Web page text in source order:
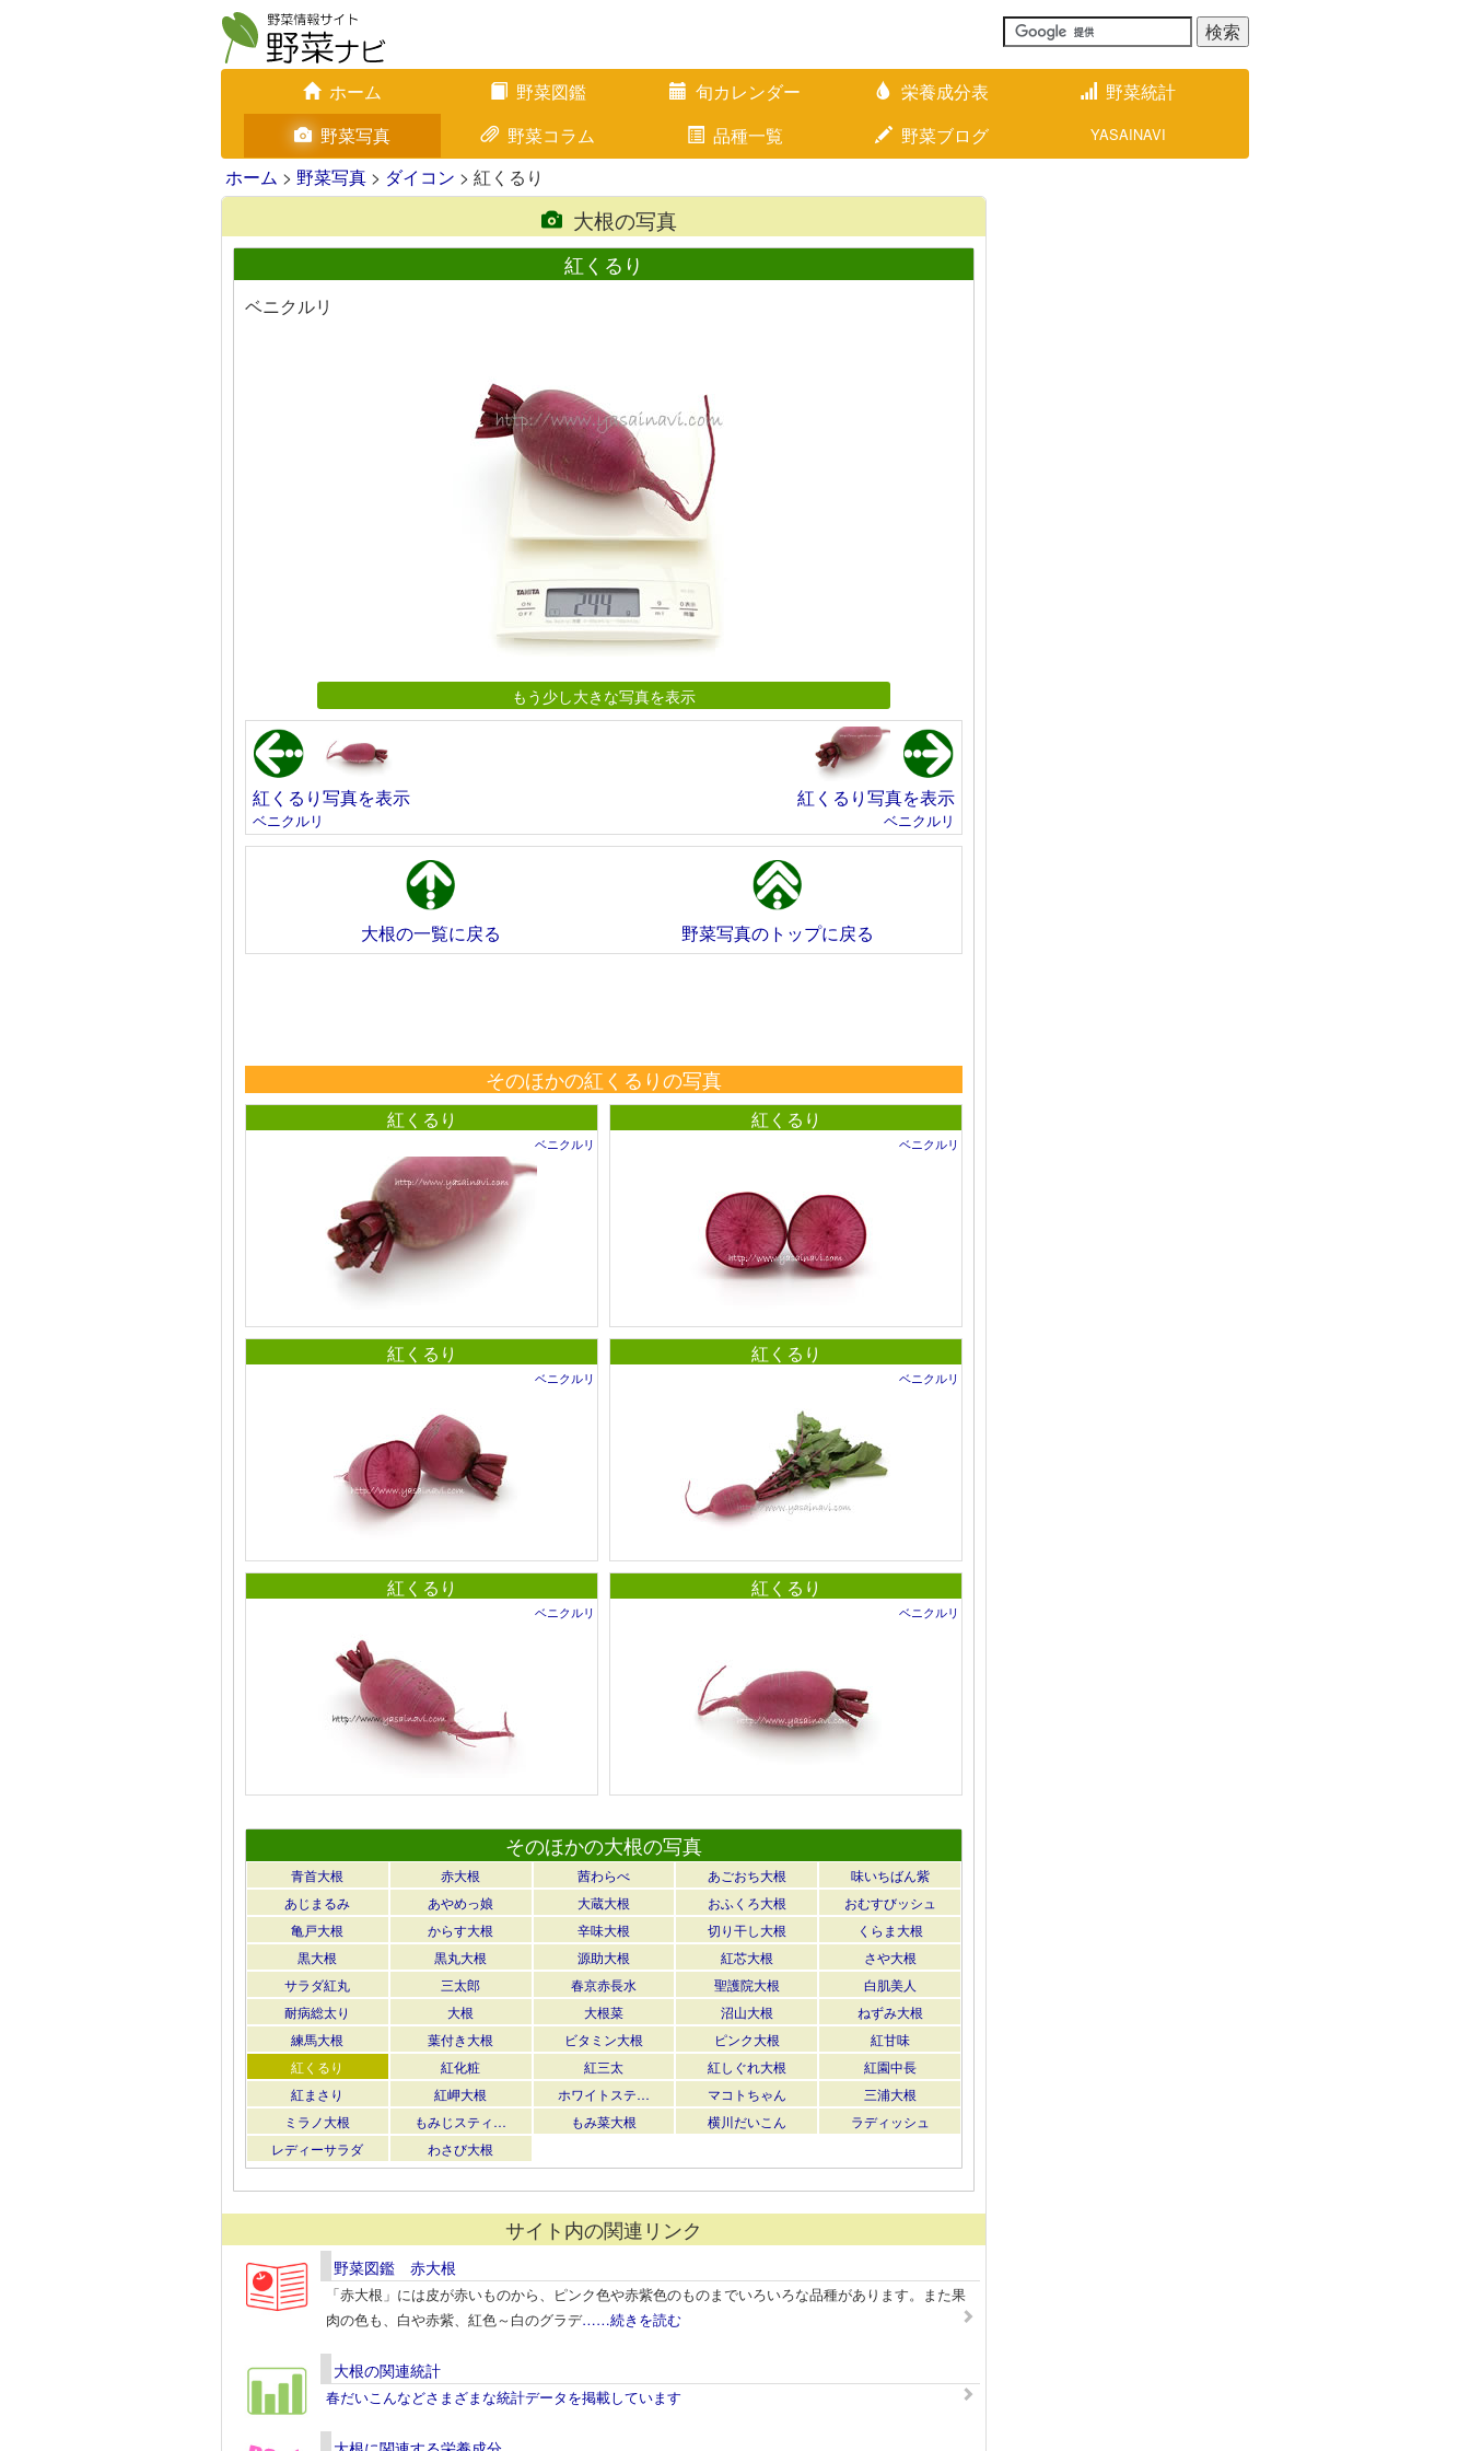
ホーム 野菜図鑑 旬カレンダー 栄養成分表
野菜統計
野菜写真
野菜コラム 品種一覧 野菜ブログ YASAINAVI
ホーム > 野菜写真 > ダイコン > 紅くるり
大根の写真
紅くるり
ベニクルリ
もう少し大きな写真を表示
紅くるり写真を表示
ベニクルリ
紅くるり写真を表示
ベニクルリ
大根の一覧に戻る 野菜写真のトップに戻る
そのほかの紅くるりの写真
紅くるり
ベニクルリ
紅くるり
ベニクルリ
紅くるり
ベニクルリ
紅くるり
ベニクルリ
紅くるり
ベニクルリ
紅くるり
ベニクルリ
そのほかの大根の写真
青首大根 赤大根 茜わらべ あごおち大根
味いちばん紫
あじまるみ
あやめっ娘 大蔵大根 おふくろ大根
おむすびッシュ
亀戸大根
からす大根 辛味大根 切り干し大根
くらま大根
黒大根
黒丸大根 源助大根 紅芯大根
さや大根
サラダ紅丸
三太郎 春京赤長水 聖護院大根
白肌美人
耐病総太り
大根 大根菜 沼山大根
ねずみ大根
練馬大根
葉付き大根 ビタミン大根 ピンク大根
紅甘味
紅くるり
紅化粧 紅三太 紅しぐれ大根
紅園中長
紅まさり
紅岬大根 ホワイトステ… マコトちゃん
三浦大根
ミラノ大根
もみじスティ… もみ菜大根 横川だいこん
ラディッシュ
レディーサラダ
わさび大根
サイト内の関連リンク
野菜図鑑 赤大根
「赤大根」には皮が赤いものから、ピンク色や赤紫色のものまでいろいろな品種があります。また果
肉の色も、白や赤紫、紅色～白のグラデ……続きを読む
大根の関連統計
春だいこんなどさまざまな統計データを掲載しています